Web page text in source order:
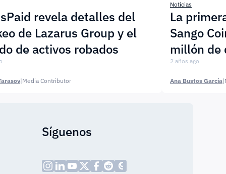
revela detalles del
de Lazarus Group y el
de activos robados
|Media Contributor
Noticias
La
Sango
millón de
2 años ago
Ana Bustos García|
Síguenos